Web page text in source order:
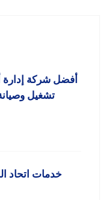
أفضل شركة إدارة
تشغيل
خدمات اتحاد